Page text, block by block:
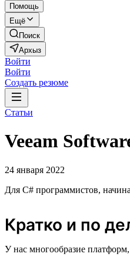
Помощь
Ещё
Поиск
Архыз
Войти
Войти
Создать резюме
Статьи
Veeam
24 января 2022
Для C# программистов,
Кратко и по
У нас многообразие